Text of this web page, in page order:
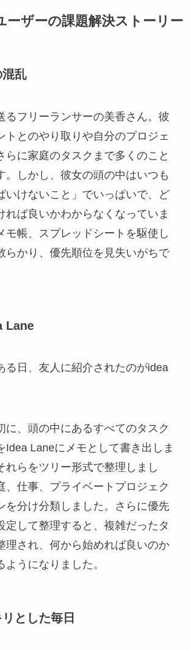
ーザーの課題解決ストーリー
乱
るフリーランサーの美香さん。彼
トとのやり取りや自分のプロジェ
らに家庭のタスクまで多くのこと
。しかし、彼女の頭の中はいつも
いけないこと」でいっぱいで、ど
れば良いかわからなくなっていま
モ帳、スプレッドシートを駆使し
らかり、優先順位を見失いがちで
Lane
る日、友人に紹介されたのがidea
に、頭の中にあるすべてのタスク
Idea Laneにメモとして書き出しま
れらをツリー形式で整理しまし
、仕事、プライベートプロジェク
を分け分類しました。さらに優先
定して整理すると、複雑だったタ
理され、何から始めれば良いのか
ようになりました。
とした毎日